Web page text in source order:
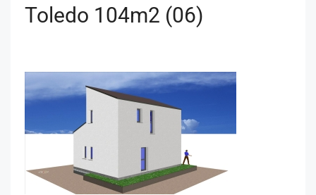
Toledo 104m2 (06)